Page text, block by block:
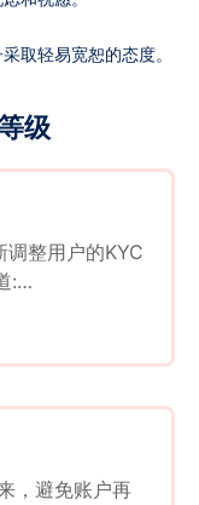
取轻易宽恕的态度。
级
整用户的KYC
:
，避免账户再